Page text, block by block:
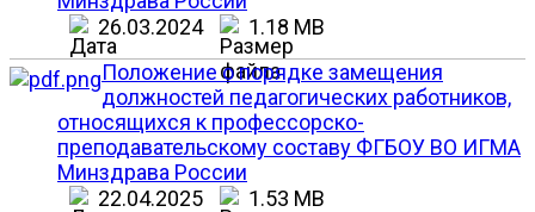
26.03.2024
1.18 MB
Положение о порядке замещения
должностей педагогических работников,
относящихся к профессорско-
преподавательскому составу ФГБОУ ВО ИГМА
Минздрава России
22.04.2025
1.53 MB